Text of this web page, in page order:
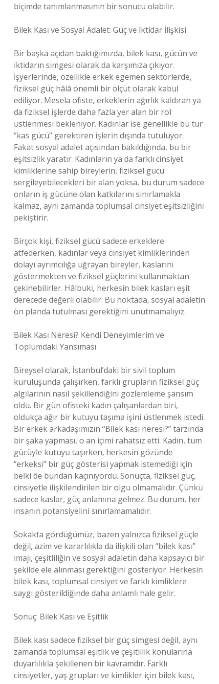
biçimde tanımlanmasının bir sonucu olabilir.
Bilek Kası ve Sosyal Adalet: Güç ve İktidar İlişkisi
Bir başka açıdan baktığımızda, bilek kası, gücün ve
iktidarın simgesi olarak da karşımıza çıkıyor.
İşyerlerinde, özellikle erkek egemen sektörlerde,
fiziksel güç hâlâ önemli bir ölçüt olarak kabul
ediliyor. Mesela ofiste, erkeklerin ağırlık kaldıran ya
da fiziksel işlerde daha fazla yer alan bir rol
üstlenmesi bekleniyor. Kadınlar ise genellikle bu tür
“kas gücü” gerektiren işlerin dışında tutuluyor.
Fakat sosyal adalet açısından bakıldığında, bu bir
eşitsizlik yaratır. Kadınların ya da farklı cinsiyet
kimliklerine sahip bireylerin, fiziksel gücü
sergileyebilecekleri bir alan yoksa, bu durum sadece
onların iş gücüne olan katkılarını sınırlamakla
kalmaz, aynı zamanda toplumsal cinsiyet eşitsizliğini
pekiştirir.
Birçok kişi, fiziksel gücü sadece erkeklere
atfederken, kadınlar veya cinsiyet kimliklerinden
dolayı ayrımcılığa uğrayan bireyler, kaslarını
göstermekten ve fiziksel güçlerini kullanmaktan
çekinebilirler. Hâlbuki, herkesin bilek kasları eşit
derecede değerli olabilir. Bu noktada, sosyal adaletin
ön planda tutulması gerektiğini unutmamalıyız.
Bilek Kası Neresi? Kendi Deneyimlerim ve
Toplumdaki Yansıması
Bireysel olarak, İstanbul’daki bir sivil toplum
kuruluşunda çalışırken, farklı grupların fiziksel güç
algılarının nasıl şekillendiğini gözlemleme şansım
oldu. Bir gün ofisteki kadın çalışanlardan biri,
oldukça ağır bir kutuyu taşıma işini üstlenmek istedi.
Bir erkek arkadaşımızın “Bilek kası neresi?” tarzında
bir şaka yapması, o an içimi rahatsız etti. Kadın, tüm
gücüyle kutuyu taşırken, herkesin gözünde
“erkeksi” bir güç gösterisi yapmak istemediği için
belki de bundan kaçınıyordu. Sonuçta, fiziksel güç,
cinsiyetle ilişkilendirilen bir olgu olmamalıdır. Çünkü
sadece kaslar, güç anlamına gelmez. Bu durum, her
insanın potansiyelini sınırlamamalıdır.
Sokakta gördüğümüz, bazen yalnızca fiziksel güçle
değil, azim ve kararlılıkla da ilişkili olan “bilek kası”
imajı, çeşitliliğin ve sosyal adaletin daha kapsayıcı bir
şekilde ele alınması gerektiğini gösteriyor. Herkesin
bilek kası, toplumsal cinsiyet ve farklı kimliklere
saygı gösterildiğinde daha anlamlı hale gelir.
Sonuç: Bilek Kası ve Eşitlik
Bilek kası sadece fiziksel bir güç simgesi değil, aynı
zamanda toplumsal eşitlik ve çeşitlilik konularına
duyarlılıkla şekillenen bir kavramdır. Farklı
cinsiyetler, yaş grupları ve kimlikler için bilek kası,